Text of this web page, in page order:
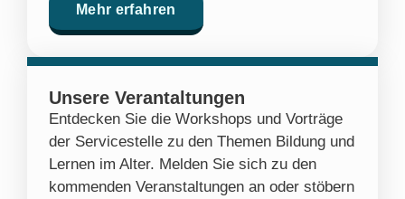
Mehr erfahren
Unsere Verantaltungen
Entdecken Sie die Workshops und Vorträge
der Servicestelle zu den Themen Bildung und
Lernen im Alter. Melden Sie sich zu den
kommenden Veranstaltungen an oder stöbern